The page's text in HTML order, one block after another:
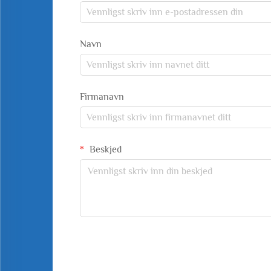
Navn
Firmanavn
Beskjed